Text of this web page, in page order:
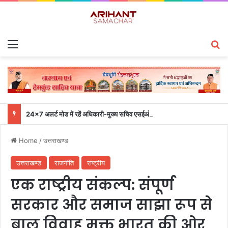
Home /उत्तराखण्ड
उत्तराखण्ड राजनीति राष्ट्रीय
एक राष्ट्रीय संकल्प: संपूर्ण
सरकार और समाज साझा रूप से